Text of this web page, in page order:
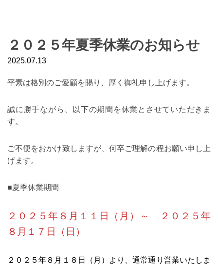
２０２５年夏季休業のお知らせ
2025.07.13
平素は格別のご愛顧を賜り、厚く御礼申し上げます。
誠に勝手ながら、以下の期間を休業とさせていただきま
す。
ご不便をおかけ致しますが、何卒ご理解の程お願い申し上
げます。
■夏季休業期間
２０２５年８月１１日（月）～ ２０２５年
８月１７日（日）
２０２５年８月１８日（月）より、通常通り営業いたしま